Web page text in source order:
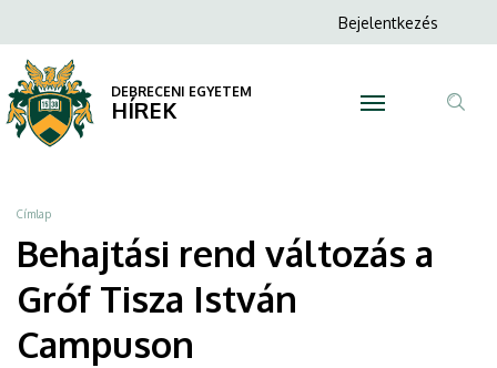
rend
változás
Gróf
Tisza
István
Campuson
a
tartalomra
Anonim
menüje
Bejelentkezés
DEBRECENI EGYETEM
HÍREK
Morzsa
Címlap
Behajtási rend változás a
Gróf Tisza István
Campuson